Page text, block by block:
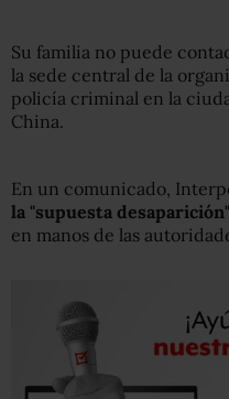
Su familia no puede
la sede central de la
policía criminal en la
China.
En un comunicado,
la "supuesta desaparición"
en manos de las